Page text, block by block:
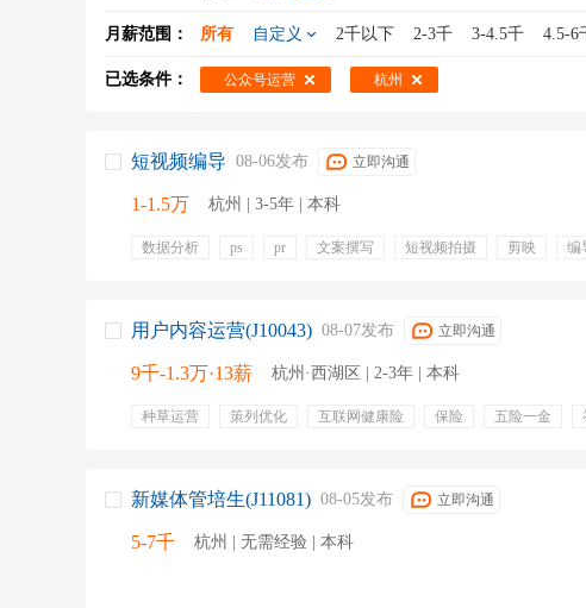
月薪范围： 所有 自定义 2千以下 2-3千 3-4.5千 4.5-6
已选条件： 公众号运营 杭州
短视频编导 08-06发布 立即沟通
1-1.5万 杭州 | 3-5年 | 本科
数据分析 ps pr 文案撰写 短视频拍摄 剪映 编
用户内容运营(J10043) 08-07发布 立即沟通
9千-1.3万·13薪 杭州·西湖区 | 2-3年 | 本科
种草运营 策列优化 互联网健康险 保险 五险一金
新媒体管培生(J11081) 08-05发布 立即沟通
5-7千 杭州 | 无需经验 | 本科